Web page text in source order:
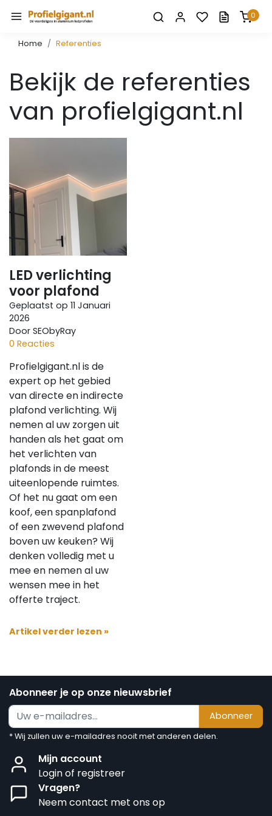
0
Home Referenties
Bekijk de referenties
van profielgigant.nl
LED verlichting
voor plafond
Geplaatst op 11 Januari
2026
Door SEObyRay
0 Reacties
Profielgigant.nl is de
expert op het gebied
van directe en indirecte
plafond verlichting. Wij
nemen al uw zorgen uit
handen als het gaat om
het verlichten van
plafonds in de meest
uiteenlopende ruimtes.
Of het nu gaat om een
koof, een spanplafond
of een zwevend plafond
boven uw keuken? Wij
denken volledig met u
mee en nemen al uw
wensen mee in het
offerte traject.
Artikel verder lezen »
Abonneer je op onze nieuwsbrief
Abonneer
* Wij zullen uw e-mailadres nooit met anderen delen.
Mijn account
Login of registreer
Vragen?
Neem contact met ons op